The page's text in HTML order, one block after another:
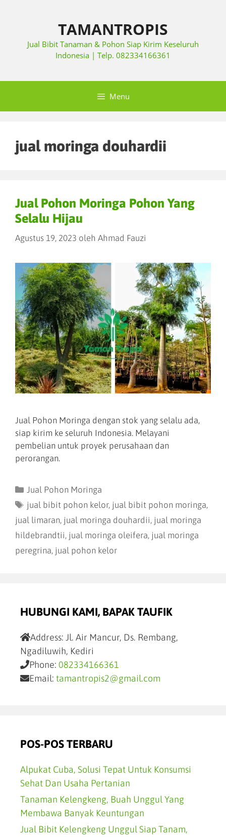
TAMANTROPIS
Jual Bibit Tanaman & Pohon Siap Kirim Keseluruh
Indonesia | Telp. 082334166361
Menu
jual moringa douhardii
Jual Pohon Moringa Pohon Yang
Selalu Hijau
Agustus 19, 2023 oleh Ahmad Fauzi
Jual Pohon Moringa dengan stok yang selalu ada,
siap kirim ke seluruh Indonesia. Melayani
pembelian untuk proyek perusahaan dan
perorangan.
Jual Pohon Moringa
jual bibit pohon kelor, jual bibit pohon moringa,
jual limaran, jual moringa douhardii, jual moringa
hildebrandtii, jual moringa oleifera, jual moringa
peregrina, jual pohon kelor
HUBUNGI KAMI, BAPAK TAUFIK
Address: Jl. Air Mancur, Ds. Rembang,
Ngadiluwih, Kediri
Phone: 082334166361
Email: tamantropis2@gmail.com
POS-POS TERBARU
Alpukat Cuba, Solusi Tepat Untuk Konsumsi
Sehat Dan Usaha Pertanian
Tanaman Kelengkeng, Buah Unggul Yang
Membawa Banyak Keuntungan
Jual Bibit Kelengkeng Unggul Siap Tanam,